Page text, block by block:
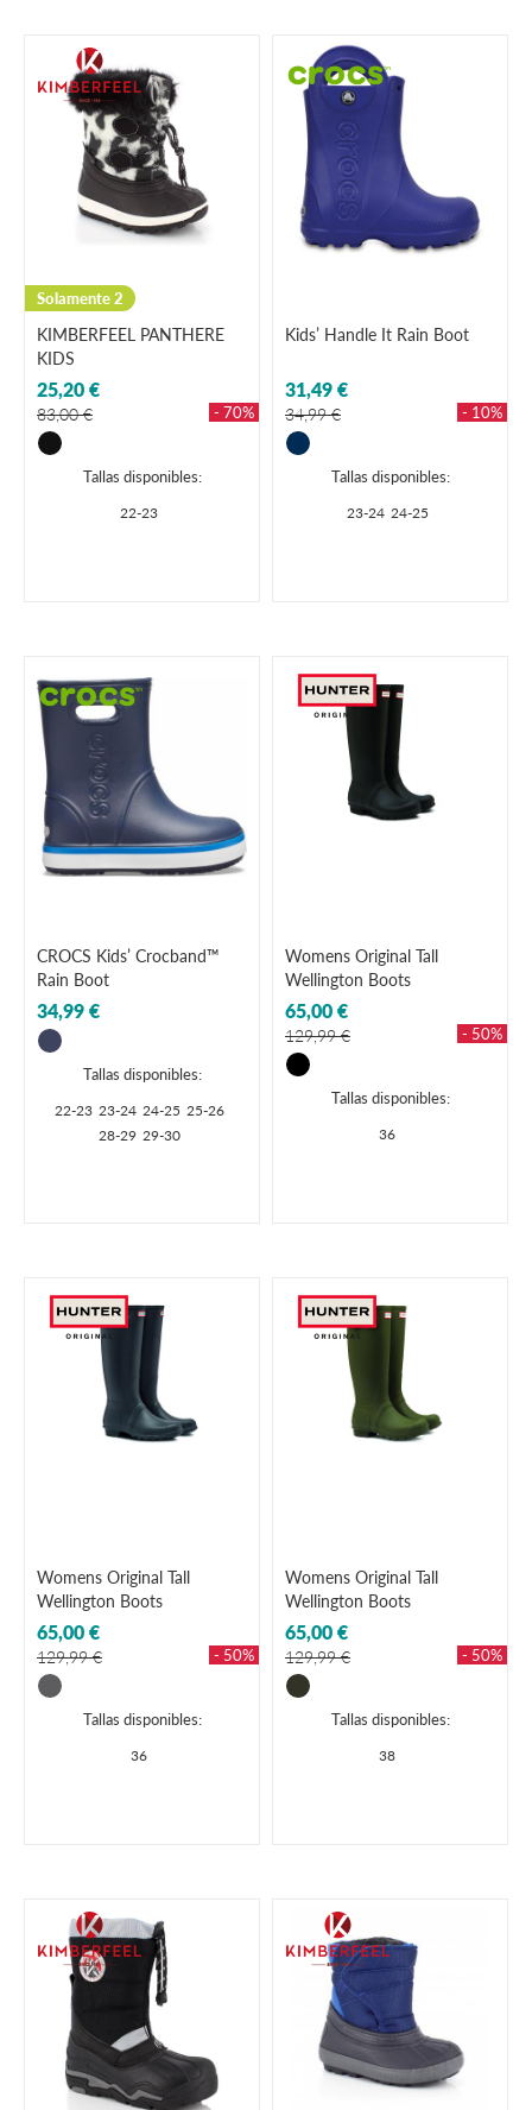
Solamente 2
KIMBERFEEL PANTHERE
KIDS
25,20 €
83,00 € - 70%
Tallas disponibles:
22-23
Kids’ Handle It Rain Boot
31,49 €
34,99 € - 10%
Tallas disponibles:
23-24 24-25
CROCS Kids’ Crocband™
Rain Boot
34,99 €
Tallas disponibles:
22-23 23-24 24-25 25-26
28-29 29-30
Womens Original Tall
Wellington Boots
65,00 €
129,99 € - 50%
Tallas disponibles:
36
Womens Original Tall
Wellington Boots
65,00 €
129,99 € - 50%
Tallas disponibles:
36
Womens Original Tall
Wellington Boots
65,00 €
129,99 € - 50%
Tallas disponibles:
38